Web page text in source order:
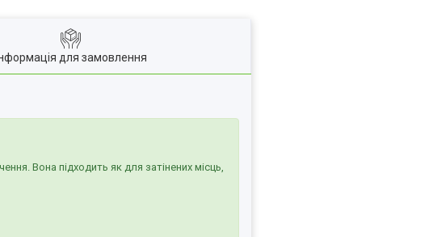
для замовлення
Вона підходить як для затінених місць,